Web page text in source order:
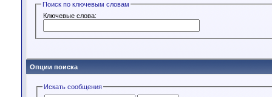
Поиск по ключевым словам
Ключевые слова:
Опции поиска
Искать сообщения